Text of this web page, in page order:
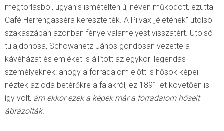
megtorlásból, ugyanis ismételten új néven működött, ezúttal
Café Herrengasséra keresztelték. A Pilvax „életének” utolsó
szakaszában azonban fénye valamelyest visszatért. Utolsó
tulajdonosa, Schowanetz János gondosan vezette a
kávéházat és emléket is állított az egykori legendás
személyeknek: ahogy a forradalom előtt is hősök képei
néztek az oda betérőkre a falakról, ez 1891-et követően is
így volt, ám ekkor ezek a képek már a forradalom hőseit
ábrázolták.